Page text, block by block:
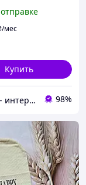
12-24
/мес
Купить
"Simba" - интернет магазин 98%